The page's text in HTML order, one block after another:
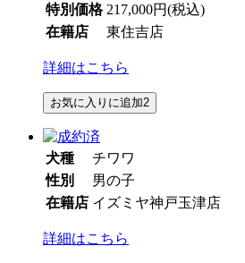
特別価格 217,000円(税込)
在籍店
東住吉店
詳細はこちら
お気に入りに追加2
犬種
チワワ
性別
男の子
在籍店 イズミヤ神戸玉津店
詳細はこちら